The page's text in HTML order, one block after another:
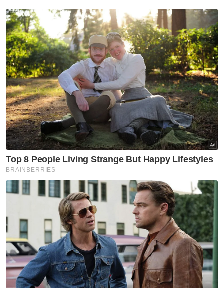
perlawanan dan mengalami tiga kekalahan. -
Bernama
Artikel Berkaitan:
Selangor masih terlalu jauh nak cabar JDT
JDT akan jadi pasukan terbaik di Asia - Eddy Israfilov
JDT benam Selangor 3-0 di Petaling Jaya
Muat turun aplikasi Sinar Harian.Klik di sini!
Bola Sepak
Selangor FC
Liga Super
JDT
Dr Johan Kamal Hamidon